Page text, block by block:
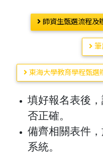
師資生甄選流程及
筆
東海大學教育學程甄選
填好報名表後
否正確。
備齊相關表件
系統。